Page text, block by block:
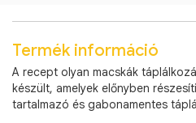
Termék információ
A recept olyan macskák
készült, amelyek előnyben
tartalmazó és gabonamentes